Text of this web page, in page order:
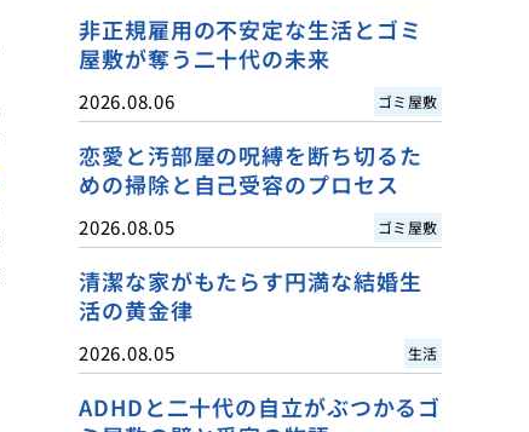
非正規雇用の不安定な生活とゴミ
屋敷が奪う二十代の未来
2026.08.06 ゴミ屋敷
恋愛と汚部屋の呪縛を断ち切るた
めの掃除と自己受容のプロセス
2026.08.05 ゴミ屋敷
清潔な家がもたらす円満な結婚生
活の黄金律
2026.08.05 生活
ADHDと二十代の自立がぶつかるゴ